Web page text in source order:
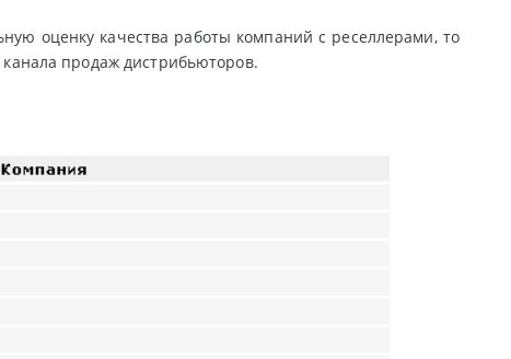
оценку качества работы компаний с реселлерами, то
продаж дистрибьюторов.